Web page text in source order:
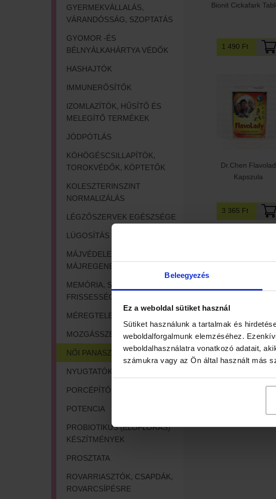
Beleegyezés
Ez a weboldal sütiket használ
Sütiket használunk a tartalmak és
weboldalforgalmunk elemzéséhez.
weboldalhasználatra vonatkozó adatait,
számukra vagy az Ön által használt más
GYERMEKVÁLLALÁS,
VÁRANDÓSSÁG, SZOPTATÁS
GYOMOR -ÉS
BÉLNYÁLKAHÁRTYA VÉDŐK
HASHAJTÓK
IMMUNERŐSÍTŐK
IZOMLAZÍTÓK, HŰSÍTŐ ÉS
MELEGÍTŐ TERMÉKEK
JÓDPÓTLÁS
KÖHÖGÉSCSILLAPÍTÓK,
TOROKVÉDŐK, KÖPTETŐK
KOLESZTERINSZINT
NORMALIZÁLÁS
LÉGZŐSZERVEK EGÉSZSÉGE
LÚGOSÍTÁS
MÁJVÉDELEM,
MÁJREGENERÁLÁS
MEMÓRIA, SZELLEMI
FRISSESSÉG
MÉREGTELENÍTÉS
MOZGÁSSZERVI PANASZOK
NŐI PANASZOK, VÁLTOZÓKOR
NYUGTATÓK, IDEGVÉDŐK
PORCÉPÍTŐK, IZÜLETVÉDŐK
POTENCIA
PROBIOTIKUS (ÉLŐFLÓRÁS)
KÉSZÍTMÉNYEK
PROSZTATA
ROVARRIASZTÓK, CSAPDÁK,
ROVARCSÍPÉSRE
Bionit Cickafark
1 490 Ft
Dr.Chen
Kapszula
3 365 Ft